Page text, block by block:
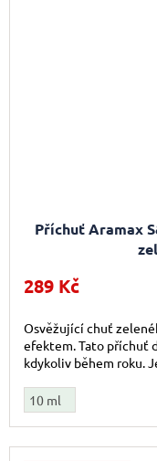
Příchuť Aramax
289 Kč
Osvěžující chuť
efektem. Tato příchuť
kdykoliv během roku.
10 ml